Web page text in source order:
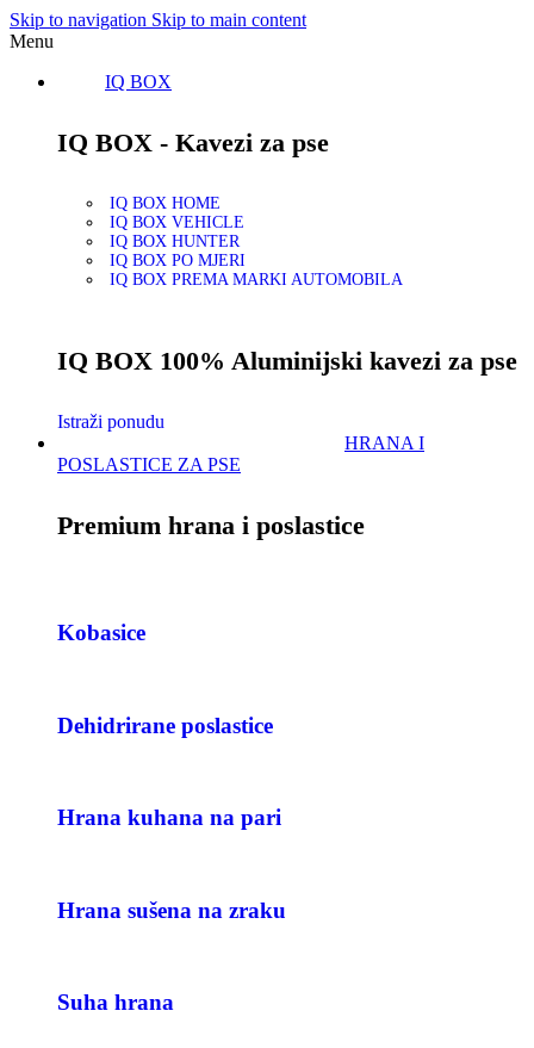
Skip to navigation Skip to main content
Menu
IQ BOX
IQ BOX - Kavezi za pse
IQ BOX HOME
IQ BOX VEHICLE
IQ BOX HUNTER
IQ BOX PO MJERI
IQ BOX PREMA MARKI AUTOMOBILA
IQ BOX 100% Aluminijski kavezi za pse
Istraži ponudu
HRANA I
POSLASTICE ZA PSE
Premium hrana i poslastice
Kobasice
Dehidrirane poslastice
Hrana kuhana na pari
Hrana sušena na zraku
Suha hrana